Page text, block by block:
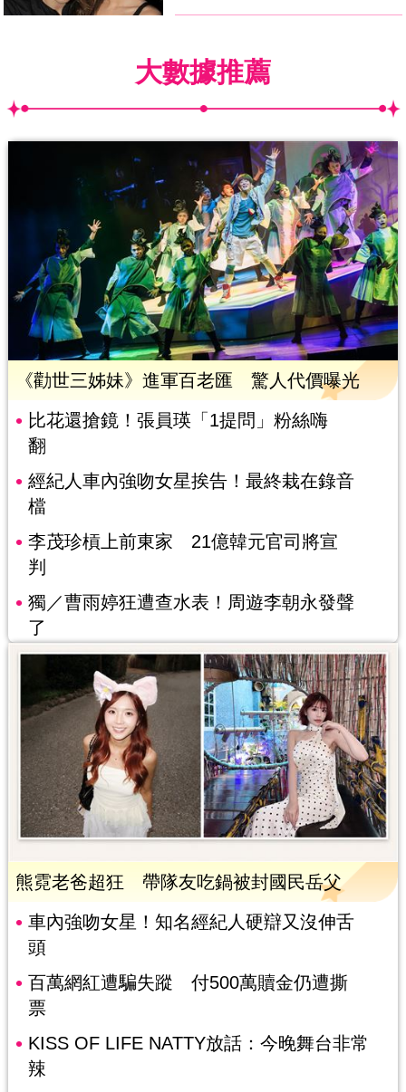
大數據推薦
《勸世三姊妹》進軍百老匯 驚人代價曝光
比花還搶鏡！張員瑛「1提問」粉絲嗨
翻
經紀人車內強吻女星挨告！最終栽在錄音
檔
李茂珍槓上前東家 21億韓元官司將宣
判
獨／曹雨婷狂遭查水表！周遊李朝永發聲
了
熊霓老爸超狂 帶隊友吃鍋被封國民岳父
車內強吻女星！知名經紀人硬辯又沒伸舌
頭
百萬網紅遭騙失蹤 付500萬贖金仍遭撕
票
KISS OF LIFE NATTY放話：今晚舞台非常
辣